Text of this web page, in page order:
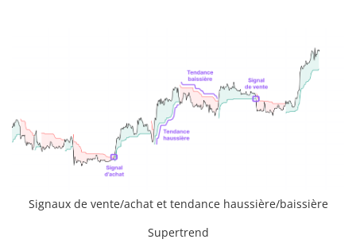
Signaux de vente/achat et tendance haussière/baissière
Supertrend